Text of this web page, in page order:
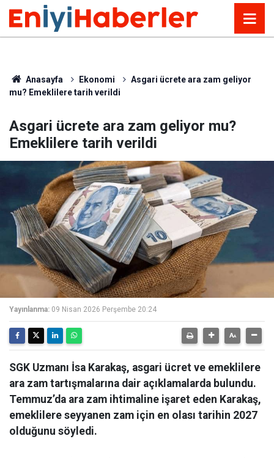
Anasayfa Ekonomi
Asgari ücrete ara zam geliyor
mu? Emeklilere tarih verildi
Asgari ücrete ara zam geliyor mu?
Emeklilere tarih verildi
Yayınlanma: 09 Nisan 2026 Perşembe 20:24
SGK Uzmanı İsa Karakaş, asgari ücret ve emeklilere
ara zam tartışmalarına dair açıklamalarda bulundu.
Temmuz’da ara zam ihtimaline işaret eden Karakaş,
emeklilere seyyanen zam için en olası tarihin 2027
olduğunu söyledi.